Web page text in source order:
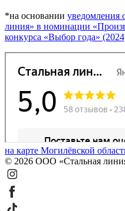
*на основании уведомления
линия» в номинации
конкурса «Выбор года»
на карте Могилёвской
© 2026 ООО «Стальная